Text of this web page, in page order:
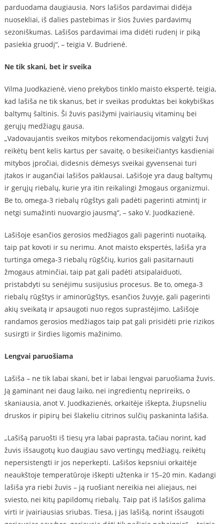
parduodama daugiausia. Nors lašišos pardavimai didėja
nuosekliai, iš dalies pastebimas ir šios žuvies pardavimų
sezoniškumas. Lašišos pardavimai ima didėti rudenį ir piką
pasiekia gruodį“, – teigia V. Budrienė.
Ne tik skani, bet ir sveika
Vilma Juodkazienė, vieno prekybos tinklo maisto ekspertė, teigia,
kad lašiša ne tik skanus, bet ir sveikas produktas bei kokybiškas
baltymų šaltinis. Ši žuvis pasižymi įvairiausių vitaminų bei
gerųjų medžiagų gausa.
„Vadovaujantis sveikos mitybos rekomendacijomis valgyti žuvį
reikėtų bent kelis kartus per savaitę, o besikeičiantys kasdieniai
mitybos įpročiai, didesnis dėmesys sveikai gyvensenai turi
įtakos ir augančiai lašišos paklausai. Lašišoje yra daug baltymų
ir gerųjų riebalų, kurie yra itin reikalingi žmogaus organizmui.
Be to, omega-3 riebalų rūgštys gali padėti pagerinti atmintį ir
netgi sumažinti nuovargio jausmą“, – sako V. Juodkazienė.
Lašišoje esančios gerosios medžiagos gali pagerinti nuotaiką,
taip pat kovoti ir su nerimu. Anot maisto ekspertės, lašiša yra
turtinga omega-3 riebalų rūgščių, kurios gali pasitarnauti
žmogaus atminčiai, taip pat gali padėti atsipalaiduoti,
pristabdyti su senėjimu susijusius procesus. Be to, omega-3
riebalų rūgštys ir aminorūgštys, esančios žuvyje, gali pagerinti
akių sveikatą ir apsaugoti nuo regos suprastėjimo. Lašišoje
randamos gerosios medžiagos taip pat gali prisidėti prie rizikos
susirgti ir širdies ligomis mažinimo.
Lengvai paruošiama
Lašiša – ne tik labai skani, bet ir labai lengvai paruošiama žuvis.
Ją gaminant nei daug laiko, nei ingredientų neprireiks, o
skaniausia, anot V. Juodkazienės, orkaitėje iškepta, žiupsneliu
druskos ir pipirų bei šlakeliu citrinos sulčių paskaninta lašiša.
„Lašišą paruošti iš tiesų yra labai paprasta, tačiau norint, kad
žuvis išsaugotų kuo daugiau savo vertingų medžiagų, reikėtų
nepersistengti ir jos neperkepti. Lašišos kepsniui orkaitėje
neaukštoje temperatūroje iškepti užtenka ir 15–20 min. Kadangi
lašiša yra riebi žuvis – ją ruošiant nereikia nei aliejaus, nei
sviesto, nei kitų papildomų riebalų. Taip pat iš lašišos galima
virti ir įvairiausias sriubas. Tiesa, į jas lašišą, norint išsaugoti